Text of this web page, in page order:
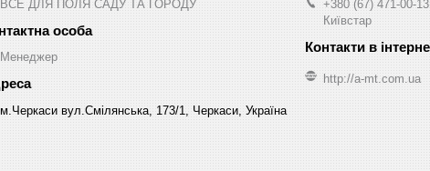
ВСЕ ДЛЯ ПОЛЯ САДУ ТА ГОРОДУ
Менеджер
м.Черкаси вул.Смілянська, 173/1, Черкаси, Україна
+380 (67) 471-00-13
Київстар
http://a-mt.com.ua